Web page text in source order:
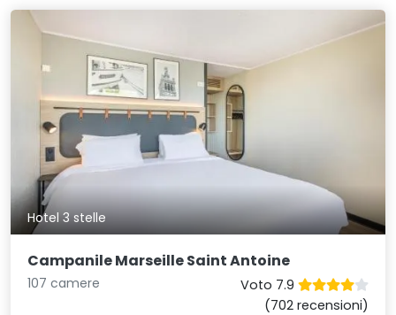
Hotel 3 stelle
Campanile Marseille Saint Antoine
107 camere
Voto 7.9
(702 recensioni)